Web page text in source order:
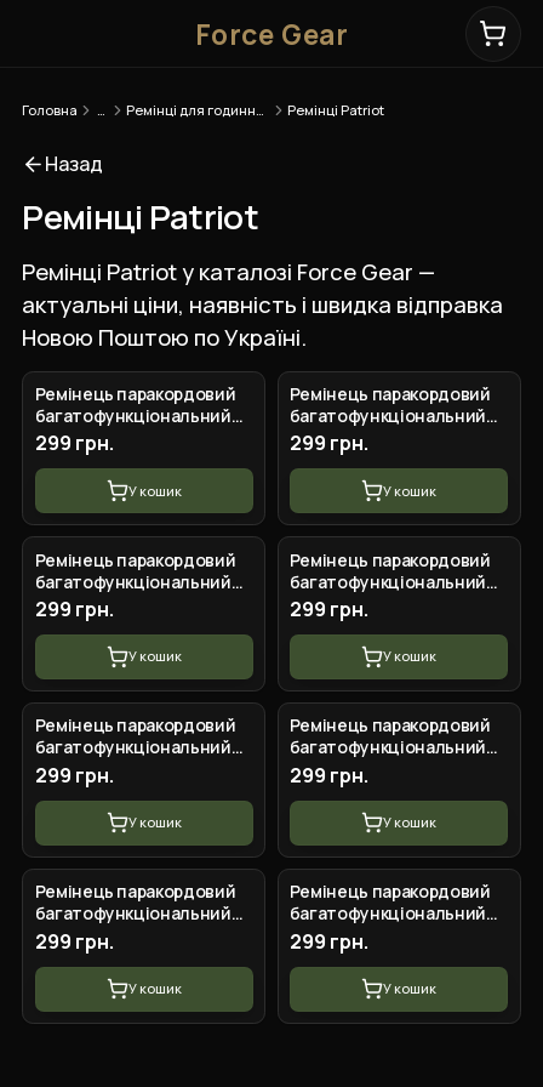
Force Gear
Головна Ремінці Patriot
Назад
Ремінці Patriot
Ремінці Patriot у каталозі Force Gear —
актуальні ціни, наявність і швидка відправка
Новою Поштою по Україні.
Ремінець паракордовий
багатофункціональний
ACU New
299 грн.
У кошик
Ремінець паракордовий
багатофункціональний
Army Green
299 грн.
У кошик
Ремінець паракордовий
багатофункціональний
Khaki New
299 грн.
У кошик
Ремінець паракордовий
багатофункціональний
Black
299 грн.
У кошик
Ремінець паракордовий
багатофункціональний
Desert Camo
299 грн.
У кошик
Ремінець паракордовий
багатофункціональний
Camo Green
299 грн.
У кошик
Ремінець паракордовий
багатофункціональний
ACU
299 грн.
У кошик
Ремінець паракордовий
багатофункціональний
Khaki
299 грн.
У кошик